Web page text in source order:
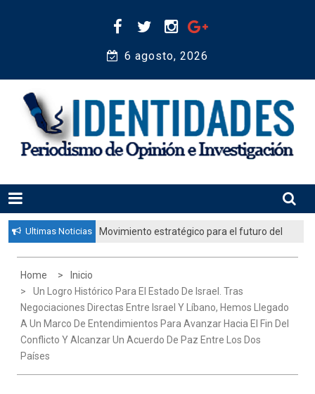
6 agosto, 2026
IDENTIDADES
Periodismo de Opinión e Investigación
Ultimas Noticias
Movimiento estratégico para el futuro del
diáspora”
Home
Inicio
Un Logro Histórico Para El Estado De Israel. Tras
Negociaciones Directas Entre Israel Y Líbano, Hemos Llegado
A Un Marco De Entendimientos Para Avanzar Hacia El Fin Del
Conflicto Y Alcanzar Un Acuerdo De Paz Entre Los Dos
Países